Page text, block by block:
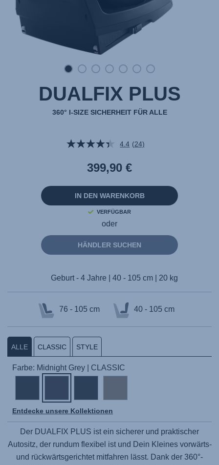
DUALFIX PLUS
360° I-SIZE SICHERHEIT FÜR ALLE
4.4 24
lesen.
Link
derselben
Seite.
(24)
399,90 €
IN DEN WARENKORB
VERFÜGBAR
oder
HÄNDLER SUCHEN
Geburt - 4 Jahre | 40 - 105 cm | 20 kg
76 - 105 cm 40 - 105 cm
ALLE CLASSIC STYLE
Farbe: Midnight Grey | CLASSIC
Entdecke unsere Kollektionen
Der DUALFIX PLUS ist ein sicherer und praktischer
Autositz, der rundum flexibel ist und Dein Kleines vorwärts-
und rückwärtsgerichtet mitfahren lässt. Dank der 360°-